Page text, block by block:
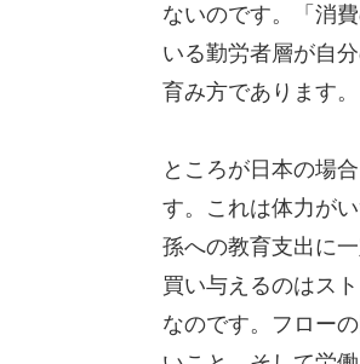
ないのです。「消
いる勤労者層が自
育み方であります。
ところが日本の場
す。これは体力が
孫への教育支出に
買い与えるのはス
なのです。フロー